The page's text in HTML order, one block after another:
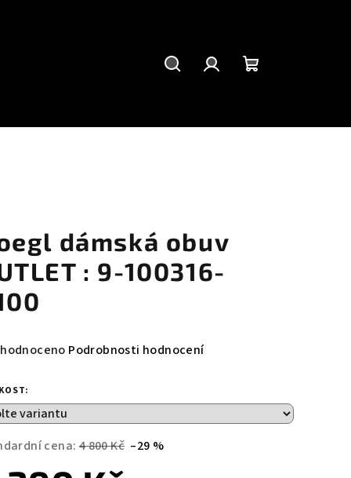
košík
dámská obuv
: 9-100316-
Podrobnosti hodnocení
cena: 4 800 Kč –29 %